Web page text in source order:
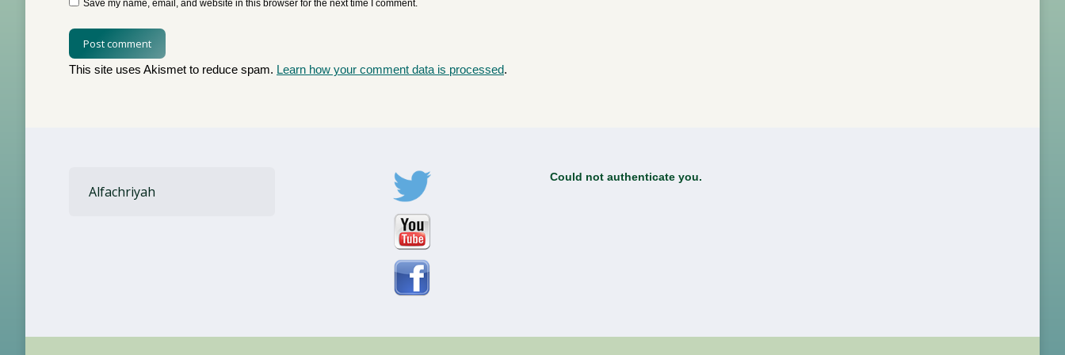
Save my name, email, and website in this browser for the next time I comment.
Post comment
This site uses Akismet to reduce spam. Learn how your comment data is processed.
Alfachriyah
Could not authenticate you.